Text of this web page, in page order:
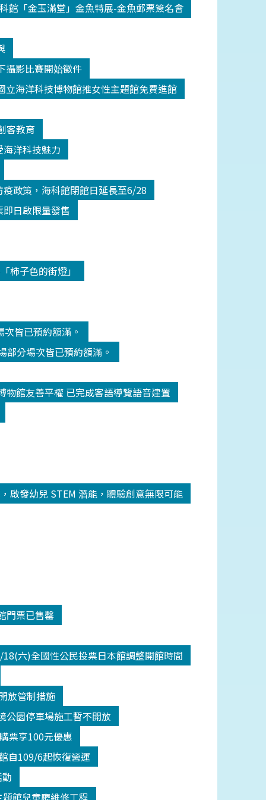
科館「金玉滿堂」金魚特展-金魚郵票簽名會
攝影比賽開始徵件
立海洋科技博物館推女性主題館免費進館
客教育
海洋科技魅力
疫政策，海科館閉館日延長至6/28
日啟限量發售
柿子色的街燈」
皆已預約額滿。
部分場次皆已預約額滿。
物館友善平權 已完成客語導覽語音建置
啟發幼兒 STEM 潛能，體驗創意無限可能
門票已售罄
18(六)全國性公民投票日本館調整開館時間
放管制措施
公園停車場施工暫不開放
票享100元優惠
自109/6起恢復營運
館兒童廳維修工程